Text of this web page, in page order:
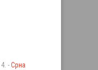
-Срна